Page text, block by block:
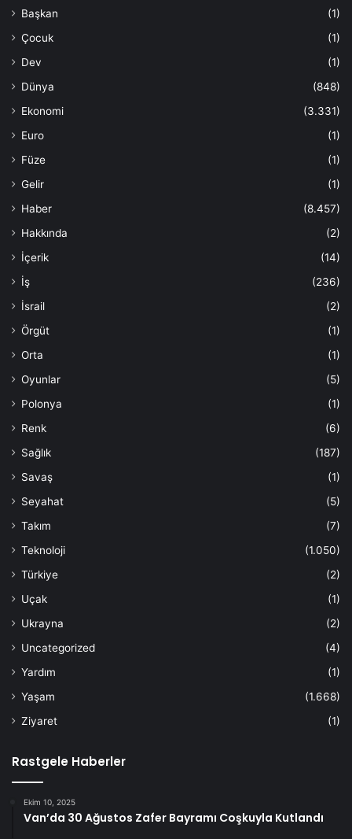
Başkan
(1)
Çocuk
(1)
Dev
(1)
Dünya
(848)
Ekonomi
(3.331)
Euro
(1)
Füze
(1)
Gelir
(1)
Haber
(8.457)
Hakkında
(2)
İçerik
(14)
İş
(236)
İsrail
(2)
Örgüt
(1)
Orta
(1)
Oyunlar
(5)
Polonya
(1)
Renk
(6)
Sağlık
(187)
Savaş
(1)
Seyahat
(5)
Takım
(7)
Teknoloji
(1.050)
Türkiye
(2)
Uçak
(1)
Ukrayna
(2)
Uncategorized
(4)
Yardım
(1)
Yaşam
(1.668)
Ziyaret
(1)
Rastgele Haberler
Ekim 10, 2025
Van’da 30 Ağustos Zafer Bayramı Coşkuyla Kutlandı